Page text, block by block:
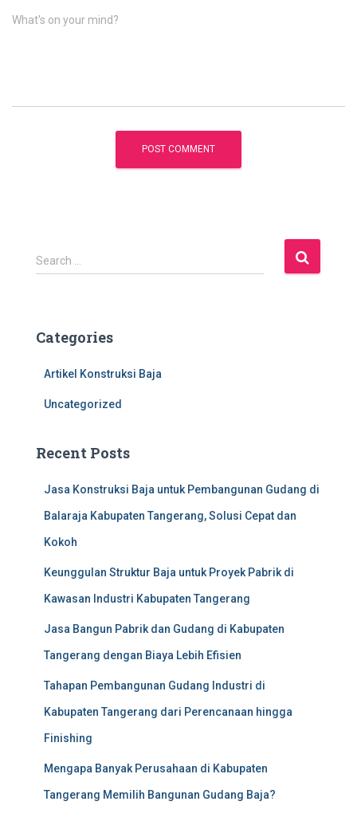
What's on your mind?
S
e
h
Search …
Categories
Artikel Konstruksi Baja
Uncategorized
Recent Posts
Jasa Konstruksi Baja untuk Pembangunan Gudang di
Balaraja Kabupaten Tangerang, Solusi Cepat dan
Kokoh
Keunggulan Struktur Baja untuk Proyek Pabrik di
Kawasan Industri Kabupaten Tangerang
Jasa Bangun Pabrik dan Gudang di Kabupaten
Tangerang dengan Biaya Lebih Efisien
Tahapan Pembangunan Gudang Industri di
Kabupaten Tangerang dari Perencanaan hingga
Finishing
Mengapa Banyak Perusahaan di Kabupaten
Tangerang Memilih Bangunan Gudang Baja?